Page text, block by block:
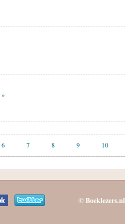
»
6 7 8 9 10
© Boeklezers.nl